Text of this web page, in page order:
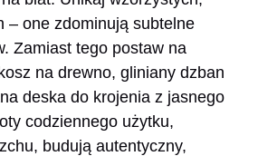
– one zdominują subtelne
Zamiast tego postaw na
na drewno, gliniany dzban
deska do krojenia z jasnego
codziennego użytku,
budują autentyczny,